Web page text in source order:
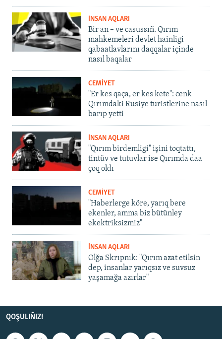
İNSAN AQLARI
Bir an – ve casussıñ. Qırım
mahkemeleri devlet hainligi
qabaatlavlarını daqqalar içinde
nasıl baqalar
CEMİYET
"Er kes qaça, er kes kete": cenk
Qırımdaki Rusiye turistlerine nasıl
barıp yetti
İNSAN AQLARI
"Qırım birdemligi" işini toqtattı,
tintüv ve tutuvlar ise Qırımda daa
çoq oldı
CEMİYET
"Haberlerge köre, yarıq bere
ekenler, amma biz bütünley
ekektriksizmiz"
İNSAN AQLARI
Olğa Skrıpnık: "Qırım azat etilsin
dep, insanlar yarıqsız ve suvsuz
yaşamağa azırlar"
QOŞULIÑIZ!